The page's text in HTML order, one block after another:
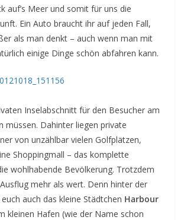
auf’s Meer und somit für uns die
Ein Auto braucht ihr auf jeden Fall,
als man denkt – auch wenn man mit
einige Dinge schön abfahren kann.
Inselabschnitt für den Besucher am
müssen. Dahinter liegen private
von unzählbar vielen Golfplätzen,
Shoppingmall – das komplette
wohlhabende Bevölkerung. Trotzdem
mehr als wert. Denn hinter der
auch das kleine Städtchen Harbour
kleinen Hafen (wie der Name schon